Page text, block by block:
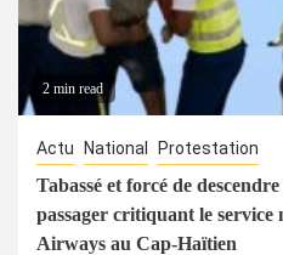
2 min read
Actu National Protestation
Tabassé et forcé de
passager critiquant le service
Airways au Cap-Haïtien